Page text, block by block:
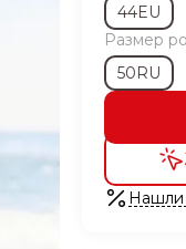
44EU
Размер
50RU
Нашли